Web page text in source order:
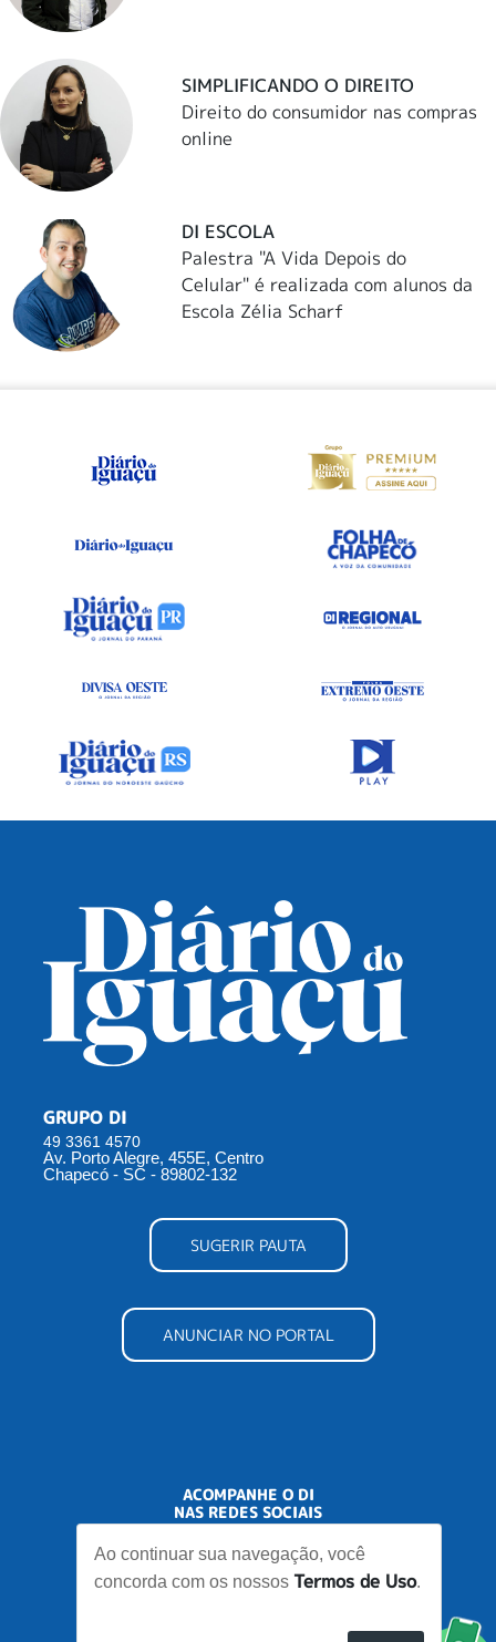
Ao continuar sua navegação, você
concorda com os nossos Termos de Uso.
SIMPLIFICANDO O DIREITO
Direito do consumidor nas compras
online
DI ESCOLA
Palestra "A Vida Depois do
Celular" é realizada com alunos da
Escola Zélia Scharf
GRUPO DI
49 3361 4570
Av. Porto Alegre, 455E, Centro
Chapecó - SC - 89802-132
SUGERIR PAUTA
ANUNCIAR NO PORTAL
ACOMPANHE O DI
NAS REDES SOCIAIS